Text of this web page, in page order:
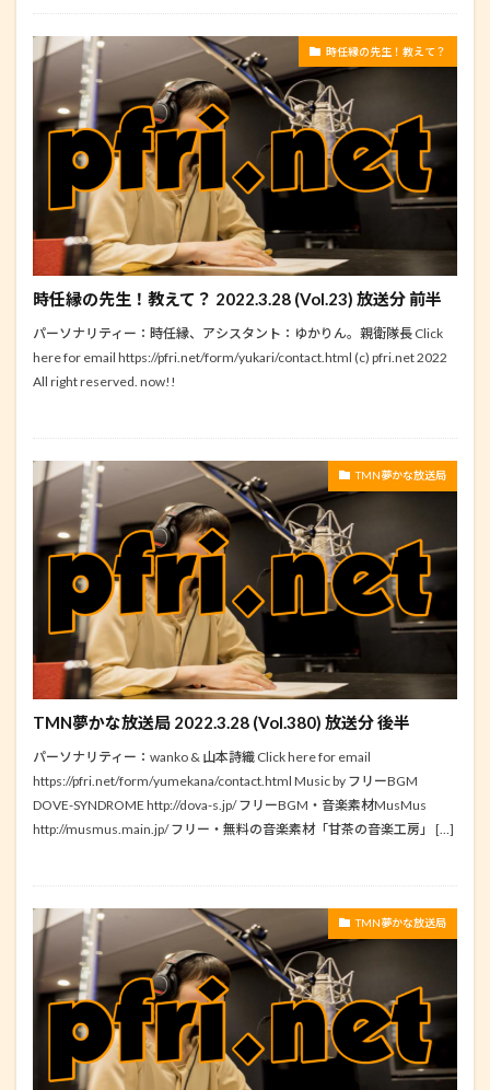
時任縁の先生！教えて？
時任縁の先生！教えて？ 2022.3.28 (Vol.23) 放送分 前半
パーソナリティー：時任縁、アシスタント：ゆかりん。親衛隊長 Click
here for email https://pfri.net/form/yukari/contact.html (c) pfri.net 2022
All right reserved. now!!
TMN夢かな放送局
TMN夢かな放送局 2022.3.28 (Vol.380) 放送分 後半
パーソナリティー：wanko & 山本詩織 Click here for email
https://pfri.net/form/yumekana/contact.html Music by フリーBGM
DOVE-SYNDROME http://dova-s.jp/ フリーBGM・音楽素材MusMus
http://musmus.main.jp/ フリー・無料の音楽素材「甘茶の音楽工房」 […]
TMN夢かな放送局